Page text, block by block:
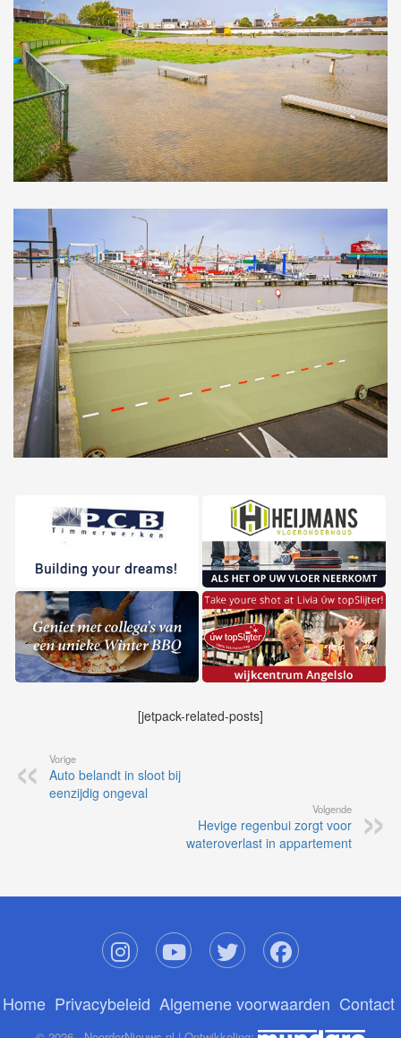
[jetpack-related-posts]
Vorige
Auto belandt in sloot bij
eenzijdig ongeval
Volgende
Hevige regenbui zorgt voor
wateroverlast in appartement
Home Privacybeleid Algemene voorwaarden Contact